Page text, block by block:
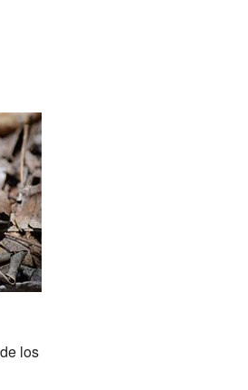
los